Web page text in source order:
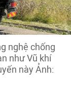
nghệ chống
như Vũ khí
này Ảnh: